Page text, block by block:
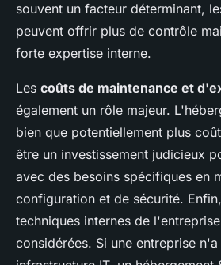
souvent un facteur déterminant,
peuvent offrir plus de contrôle
forte expertise interne.
Les coûts de maintenance et
également un rôle majeur.
bien que potentiellement plus
être un investissement judicieux
avec des besoins spécifiques en
configuration et de sécurité.
techniques internes de
considérées. Si une entreprise